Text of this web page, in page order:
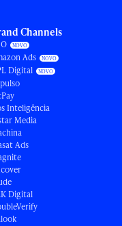
Channels
Ads
Digital
Inteligência
Media
Ads
Digital